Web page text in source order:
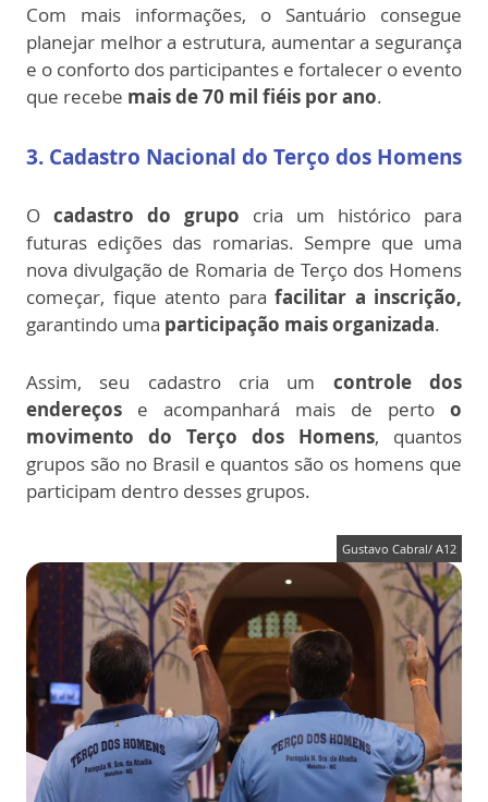
Com mais informações, o Santuário consegue
planejar melhor a estrutura, aumentar a segurança
e o conforto dos participantes e fortalecer o evento
que recebe mais de 70 mil fiéis por ano.
3. Cadastro Nacional do Terço dos Homens
O cadastro do grupo cria um histórico para
futuras edições das romarias. Sempre que uma
nova divulgação de Romaria de Terço dos Homens
começar, fique atento para facilitar a inscrição,
garantindo uma participação mais organizada.
Assim, seu cadastro cria um controle dos
endereços e acompanhará mais de perto o
movimento do Terço dos Homens, quantos
grupos são no Brasil e quantos são os homens que
participam dentro desses grupos.
Gustavo Cabral/ A12